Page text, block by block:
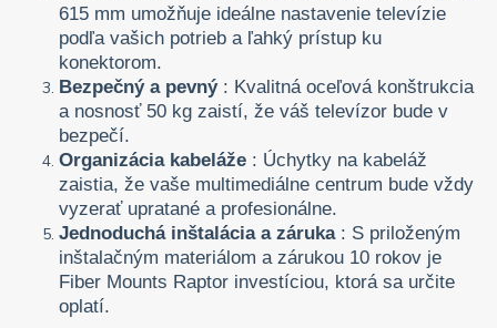
615 mm umožňuje ideálne nastavenie televízie
podľa vašich potrieb a ľahký prístup ku
konektorom.
Bezpečný a pevný: Kvalitná oceľová konštrukcia
a nosnosť 50 kg zaistí, že váš televízor bude v
bezpečí.
Organizácia kabeláže : Úchytky na kabeláž
zaistia, že vaše multimediálne centrum bude vždy
vyzerať upratané a profesionálne.
Jednoduchá inštalácia a záruka: S priloženým
inštalačným materiálom a zárukou 10 rokov je
Fiber Mounts Raptor investíciou, ktorá sa určite
oplatí.